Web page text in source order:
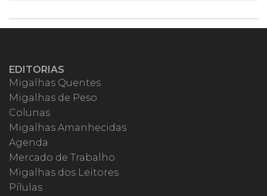
EDITORIAS
Migalhas Quentes
Migalhas de Peso
Colunas
Migalhas Amanhecidas
Agenda
Mercado de Trabalho
Migalhas dos Leitores
Pílulas